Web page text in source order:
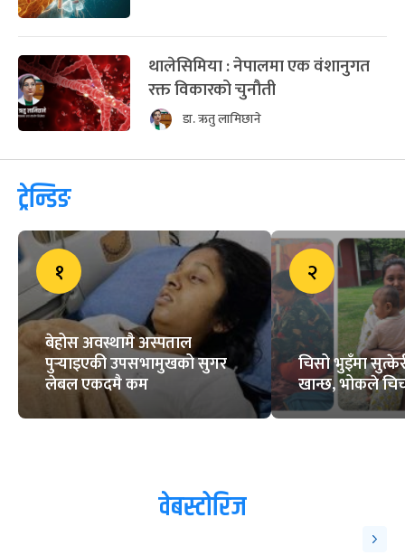
थालेसिमिया : नेपालमा एक वंशानुगत
रक्त विकारको चुनौती
डा. ऋतु लामिछाने
ट्रेन्डिङ
१
बेहोस अवस्थामै अस्पताल
पुर्‍याइएकी उपसभामुखको सुगर
लेबल एकदमै कम
२
चिसो भुइँमा
खान्छ, भोकले
वेबस्टोरिज